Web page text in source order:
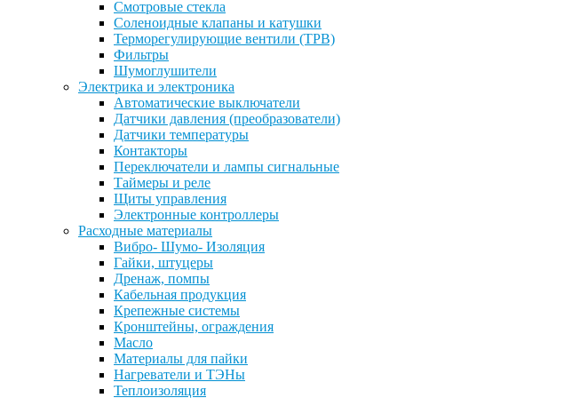
Смотровые стекла
Соленоидные клапаны и катушки
Терморегулирующие вентили (ТРВ)
Фильтры
Шумоглушители
Электрика и электроника
Автоматические выключатели
Датчики давления (преобразователи)
Датчики температуры
Контакторы
Переключатели и лампы сигнальные
Таймеры и реле
Щиты управления
Электронные контроллеры
Расходные материалы
Вибро- Шумо- Изоляция
Гайки, штуцеры
Дренаж, помпы
Кабельная продукция
Крепежные системы
Кронштейны, ограждения
Масло
Материалы для пайки
Нагреватели и ТЭНы
Теплоизоляция